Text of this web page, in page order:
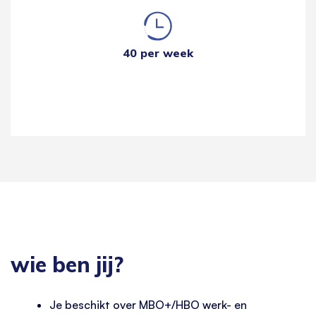
40 per week
wie ben jij?
Je beschikt over MBO+/HBO werk- en